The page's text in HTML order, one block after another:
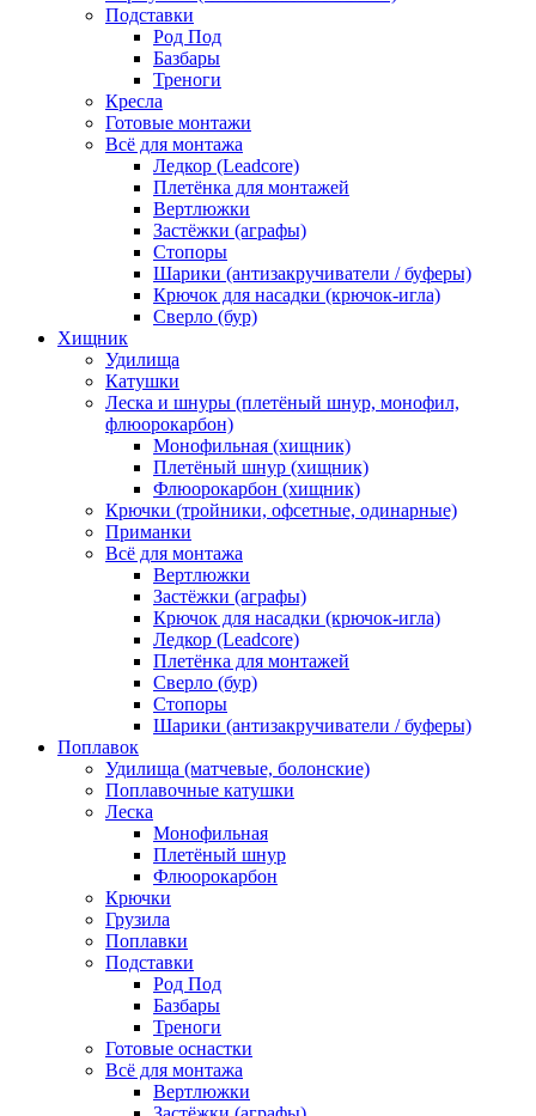
Подставки
Род Под
Базбары
Треноги
Кресла
Готовые монтажи
Всё для монтажа
Ледкор (Leadcore)
Плетёнка для монтажей
Вертлюжки
Застёжки (аграфы)
Стопоры
Шарики (антизакручиватели / буферы)
Крючок для насадки (крючок-игла)
Сверло (бур)
Хищник
Удилища
Катушки
Леска и шнуры (плетёный шнур, монофил,
флюорокарбон)
Монофильная (хищник)
Плетёный шнур (хищник)
Флюорокарбон (хищник)
Крючки (тройники, офсетные, одинарные)
Приманки
Всё для монтажа
Вертлюжки
Застёжки (аграфы)
Крючок для насадки (крючок-игла)
Ледкор (Leadcore)
Плетёнка для монтажей
Сверло (бур)
Стопоры
Шарики (антизакручиватели / буферы)
Поплавок
Удилища (матчевые, болонские)
Поплавочные катушки
Леска
Монофильная
Плетёный шнур
Флюорокарбон
Крючки
Грузила
Поплавки
Подставки
Род Под
Базбары
Треноги
Готовые оснастки
Всё для монтажа
Вертлюжки